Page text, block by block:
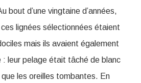
bout d’une vingtaine d’années,
lignées sélectionnées étaient
mais ils avaient également
: leur pelage était tâché de blanc
que les oreilles tombantes. En